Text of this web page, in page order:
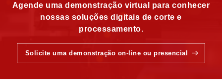
Agende uma demonstração virtual para conhecer
nossas soluções digitais de corte e
processamento.
Solicite uma demonstração on-line ou presencial